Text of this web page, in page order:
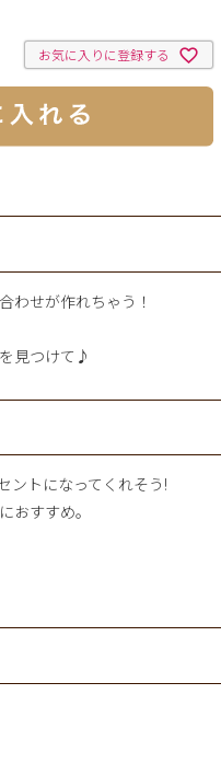
お気に入りに登録する
わせが作れちゃう！
見つけて♪
ントになってくれそう!
おすすめ。